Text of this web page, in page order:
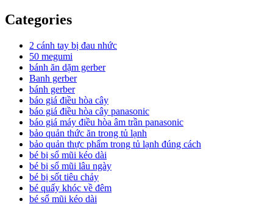
Categories
2 cánh tay bị đau nhức
50 megumi
bánh ăn dặm gerber
Banh gerber
bánh gerber
báo giá điều hòa cây
báo giá điều hòa cây panasonic
báo giá máy điều hòa âm trần panasonic
bảo quản thức ăn trong tủ lạnh
bảo quản thực phẩm trong tủ lạnh đúng cách
bé bị sổ mũi kéo dài
bé bị sổ mũi lâu ngày
bé bị sốt tiêu chảy
bé quấy khóc về đêm
bé sổ mũi kéo dài